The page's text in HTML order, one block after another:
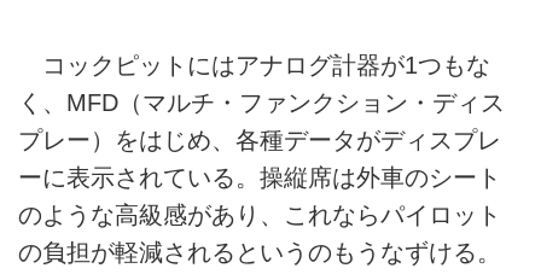
コックピットにはアナログ計器が1つもな
く、MFD（マルチ・ファンクション・ディス
プレー）をはじめ、各種データがディスプレ
ーに表示されている。操縦席は外車のシート
のような高級感があり、これならパイロット
の負担が軽減されるというのもうなずける。